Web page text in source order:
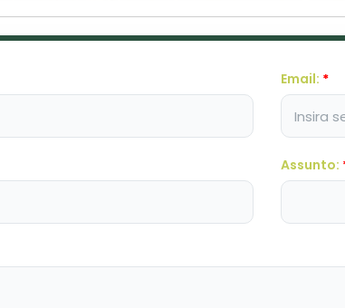
Email: *
Assunto: